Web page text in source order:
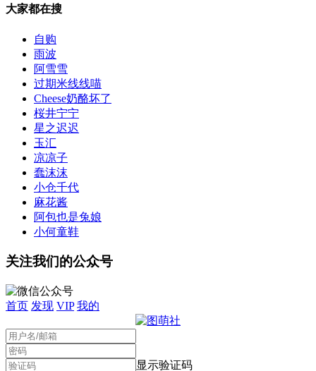
大家都在搜
自购
雨波
阿雪雪
过期米线线喵
Cheese奶酪坏了
桜井宁宁
星之迟迟
玉汇
凉凉子
蠢沫沫
小仓千代
麻花酱
阿包也是兔娘
小何童鞋
关注我们的公众号
首页 发现 VIP 我的
显示验证码